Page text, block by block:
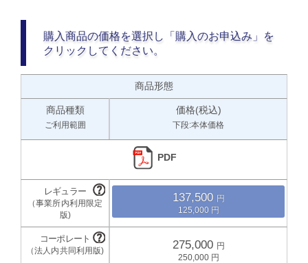
購入商品の価格を選択し「購入のお申込み」を
クリックしてください。
商品形態
商品種類
ご利用範囲
価格(税込)
下段:本体価格
PDF
137,500
125,000
275,000
250,000